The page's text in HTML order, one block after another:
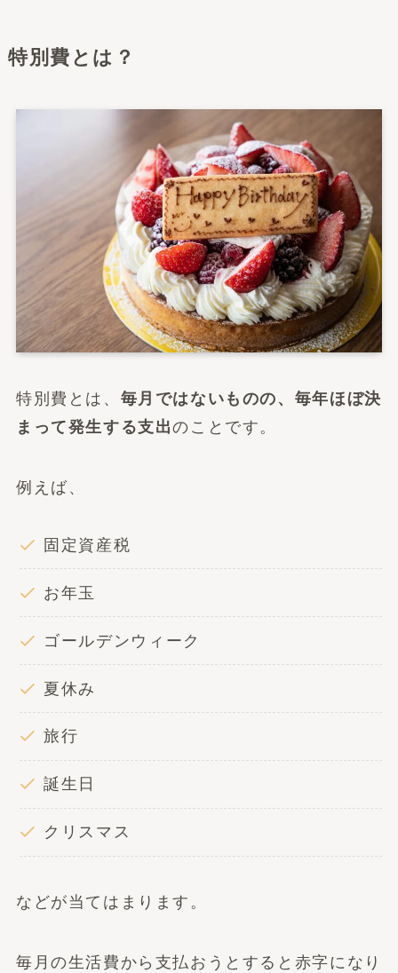
特別費とは？
特別費とは、 毎月ではないものの、毎年ほぼ決
まって発生する支出のことです。
例えば、
固定資産税
お年玉
ゴールデンウィーク
夏休み
旅行
誕生日
クリスマス
などが当てはまります。
毎月の生活費から支払おうとすると赤字になり